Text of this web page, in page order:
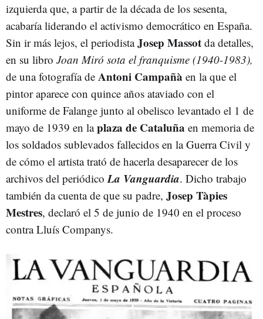
izquierda que, a partir de la década de los sesenta,
acabaría liderando el activismo democrático en España.
Sin ir más lejos, el periodistaJosep Massot da detalles,
en su libro Joan Miró sota el franquisme (1940-1983),
de una fotografía de Antoni Campañà en la que el
pintor aparece con quince años ataviado con el
uniforme de Falange junto al obelisco levantado el 1 de
mayo de 1939 en laplaza de Cataluña en memoria de
los soldados sublevados fallecidos en la Guerra Civil y
de cómo el artista trató de hacerla desaparecer de los
archivos del periódico La Vanguardia. Dicho trabajo
también da cuenta de que su padre, Josep Tàpies
Mestres, declaró el 5 de junio de 1940 en el proceso
contra Lluís Companys.